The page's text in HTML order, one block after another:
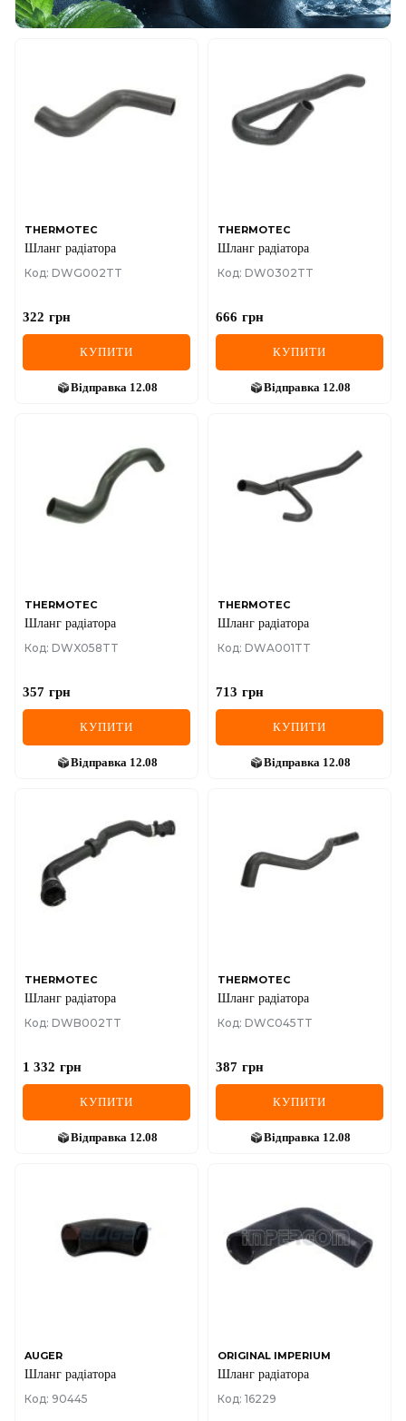
THERMOTEC
Шланг радіатора
Код: DWG002TT
322 грн
КУПИТИ
Відправка 12.08
THERMOTEC
Шланг радіатора
Код: DW0302TT
666 грн
КУПИТИ
Відправка 12.08
THERMOTEC
Шланг радіатора
Код: DWX058TT
357 грн
КУПИТИ
Відправка 12.08
THERMOTEC
Шланг радіатора
Код: DWA001TT
713 грн
КУПИТИ
Відправка 12.08
THERMOTEC
Шланг радіатора
Код: DWB002TT
1 332 грн
КУПИТИ
Відправка 12.08
THERMOTEC
Шланг радіатора
Код: DWC045TT
387 грн
КУПИТИ
Відправка 12.08
AUGER
Шланг радіатора
Код: 90445
ORIGINAL IMPERIUM
Шланг радіатора
Код: 16229